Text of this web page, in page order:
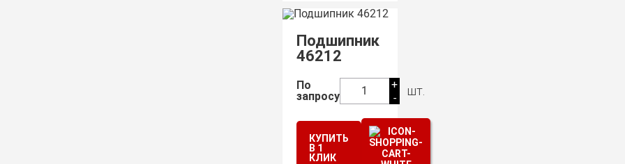
Подшипник
46212
По
запросу
1
+
-
шт.
КУПИТЬ
В 1
КЛИК